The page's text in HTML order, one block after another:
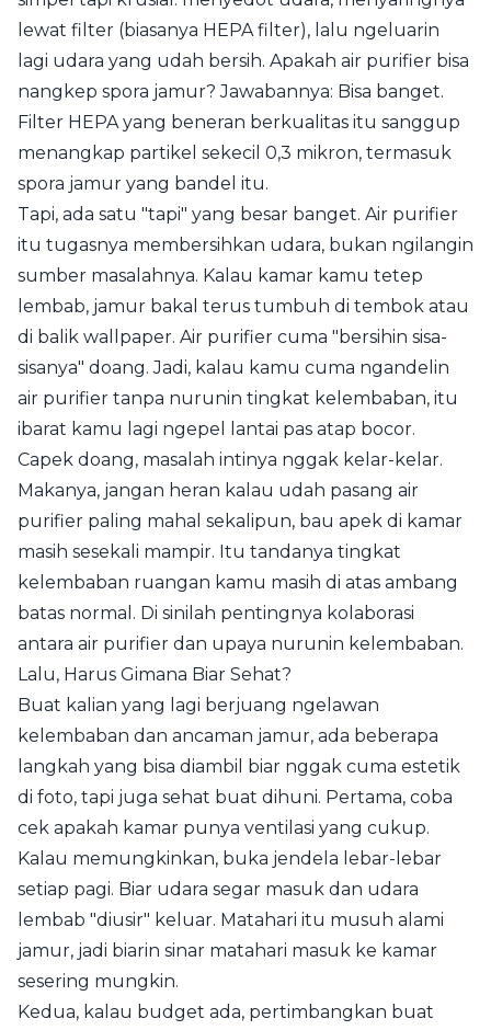
lewat filter (biasanya HEPA filter), lalu ngeluarin
lagi udara yang udah bersih. Apakah air purifier bisa
nangkep spora jamur? Jawabannya: Bisa banget.
Filter HEPA yang beneran berkualitas itu sanggup
menangkap partikel sekecil 0,3 mikron, termasuk
spora jamur yang bandel itu.
Tapi, ada satu "tapi" yang besar banget. Air purifier
itu tugasnya membersihkan udara, bukan ngilangin
sumber masalahnya. Kalau kamar kamu tetep
lembab, jamur bakal terus tumbuh di tembok atau
di balik wallpaper. Air purifier cuma "bersihin sisa-
sisanya" doang. Jadi, kalau kamu cuma ngandelin
air purifier tanpa nurunin tingkat kelembaban, itu
ibarat kamu lagi ngepel lantai pas atap bocor.
Capek doang, masalah intinya nggak kelar-kelar.
Makanya, jangan heran kalau udah pasang air
purifier paling mahal sekalipun, bau apek di kamar
masih sesekali mampir. Itu tandanya tingkat
kelembaban ruangan kamu masih di atas ambang
batas normal. Di sinilah pentingnya kolaborasi
antara air purifier dan upaya nurunin kelembaban.
Lalu, Harus Gimana Biar Sehat?
Buat kalian yang lagi berjuang ngelawan
kelembaban dan ancaman jamur, ada beberapa
langkah yang bisa diambil biar nggak cuma estetik
di foto, tapi juga sehat buat dihuni. Pertama, coba
cek apakah kamar punya ventilasi yang cukup.
Kalau memungkinkan, buka jendela lebar-lebar
setiap pagi. Biar udara segar masuk dan udara
lembab "diusir" keluar. Matahari itu musuh alami
jamur, jadi biarin sinar matahari masuk ke kamar
sesering mungkin.
Kedua, kalau budget ada, pertimbangkan buat